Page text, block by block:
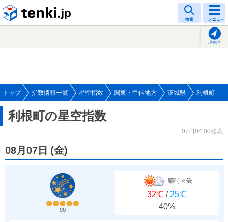
検索 メニュー
現在地
トップ 指数情報一覧 星空指数 関東・甲信地方 茨城県 利根町
利根町の星空指数
07日04:00発表
08月07日 (金)
90
晴時々曇
32℃ / 25℃
40%